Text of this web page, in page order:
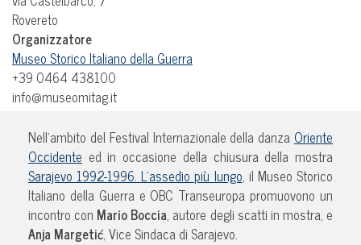
Rovereto
Organizzatore
Museo Storico Italiano della Guerra
+39 0464 438100
info@museomitag.it
Nell’ambito del Festival Internazionale della danza Oriente
Occidente ed in occasione della chiusura della mostra
Sarajevo 1992-1996. L’assedio più lungo, il Museo Storico
Italiano della Guerra e OBC Transeuropa promuovono un
incontro con Mario Boccia, autore degli scatti in mostra, e
Anja Margetić, Vice Sindaca di Sarajevo.